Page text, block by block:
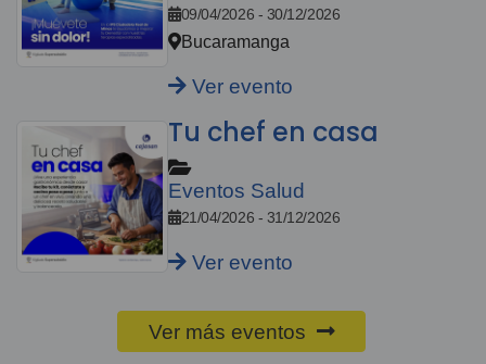
09/04/2026 - 30/12/2026
Bucaramanga
Ver evento
Tu chef en casa
Eventos Salud
21/04/2026 - 31/12/2026
Ver evento
Ver más eventos